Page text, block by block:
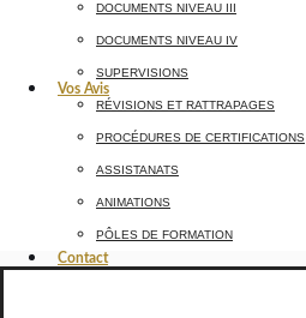
Vos Avis
Contact
DOCUMENTS NIVEAU III
DOCUMENTS NIVEAU IV
SUPERVISIONS
RÉVISIONS ET RATTRAPAGES
PROCÉDURES DE CERTIFICATIONS
ASSISTANATS
ANIMATIONS
PÔLES DE FORMATION